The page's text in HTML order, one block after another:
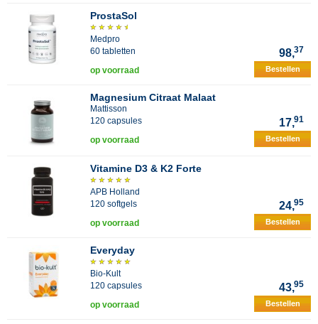
ProstaSol
Medpro
60 tabletten
98,37
op voorraad Bestellen
Magnesium Citraat Malaat
Mattisson
120 capsules
17,91
op voorraad Bestellen
Vitamine D3 & K2 Forte
APB Holland
120 softgels
24,95
op voorraad Bestellen
Everyday
Bio-Kult
120 capsules
43,95
op voorraad Bestellen